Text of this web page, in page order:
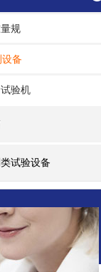
规
设备
验机
试验设备